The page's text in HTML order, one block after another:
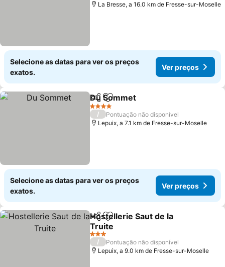
La Bresse, a 16.0 km de Fresse-sur-Moselle
Selecione as datas para ver os preços
exatos.
Ver preços
PartilharAdicionar aos favoritos
Du Sommet
4 Estrelas
/
Pontuação não disponível
Lepuix, a 7.1 km de Fresse-sur-Moselle
Selecione as datas para ver os preços
exatos.
Ver preços
PartilharAdicionar aos favoritos
Hostellerie Saut de la
Truite
3 Estrelas
/
Pontuação não disponível
Lepuix, a 9.0 km de Fresse-sur-Moselle